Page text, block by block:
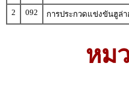
2
092 การประกวดแข่งขันฮูล่า
หม